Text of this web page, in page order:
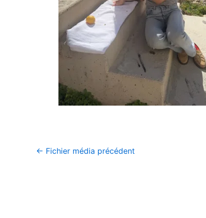
← Fichier média précédent